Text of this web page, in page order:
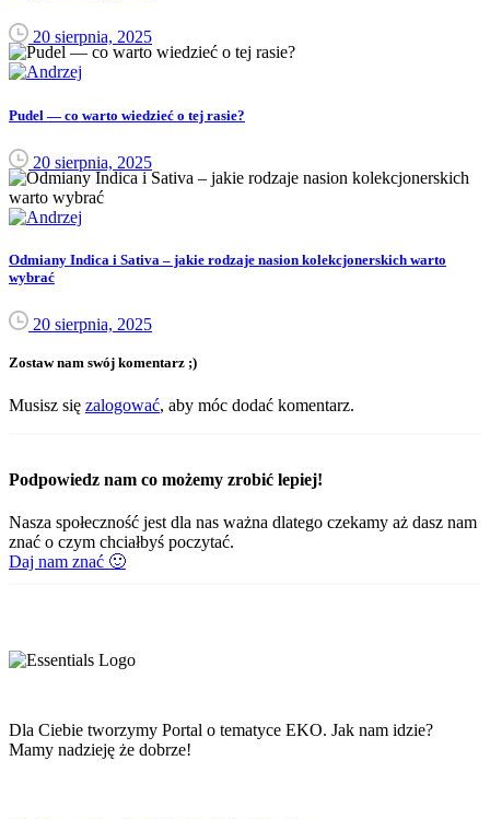
20 sierpnia, 2025
Pudel — co warto wiedzieć o tej rasie?
20 sierpnia, 2025
Odmiany Indica i Sativa – jakie rodzaje nasion kolekcjonerskich warto
wybrać
20 sierpnia, 2025
Zostaw nam swój komentarz ;)
Musisz się zalogować, aby móc dodać komentarz.
Podpowiedz nam co możemy zrobić lepiej!
Nasza społeczność jest dla nas ważna dlatego czekamy aż dasz nam
znać o czym chciałbyś poczytać.
Daj nam znać 🙂
Dla Ciebie tworzymy Portal o tematyce EKO. Jak nam idzie?
Mamy nadzieję że dobrze!